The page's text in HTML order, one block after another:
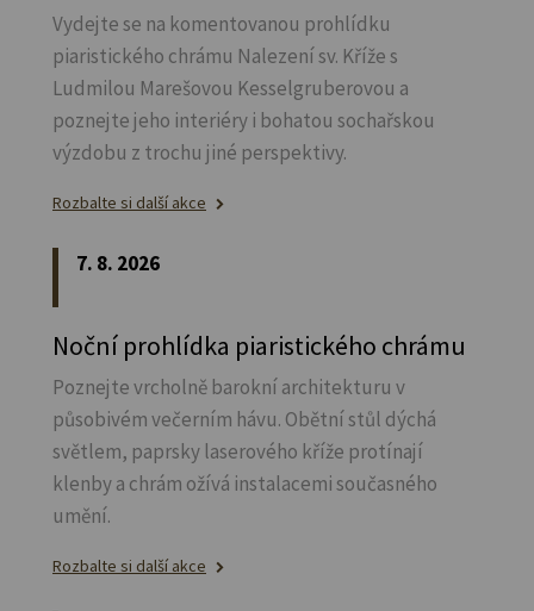
Vydejte se na komentovanou prohlídku
piaristického chrámu Nalezení sv. Kříže s
Ludmilou Marešovou Kesselgruberovou a
poznejte jeho interiéry i bohatou sochařskou
výzdobu z trochu jiné perspektivy.
Rozbalte si další akce
7. 8. 2026
Noční prohlídka piaristického chrámu
Poznejte vrcholně barokní architekturu v
působivém večerním hávu. Obětní stůl dýchá
světlem, paprsky laserového kříže protínají
klenby a chrám ožívá instalacemi současného
umění.
Rozbalte si další akce